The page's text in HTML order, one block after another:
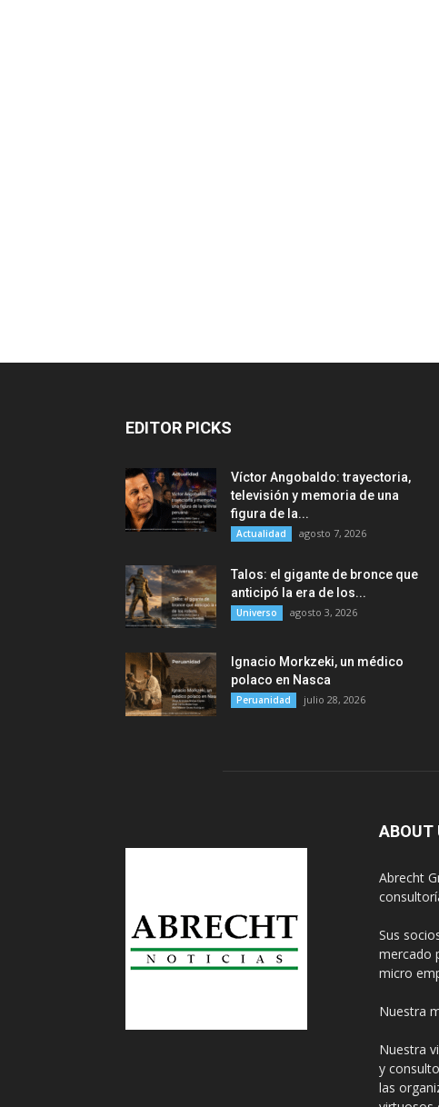
EDITOR PICKS
Víctor Angobaldo: trayectoria,
televisión y memoria de una
figura de la...
Actualidad agosto 7, 2026
Talos: el gigante de bronce que
anticipó la era de los...
Universo agosto 3, 2026
Ignacio Morkzeki, un médico
polaco en Nasca
Peruanidad julio 28, 2026
ABOUT
Abrecht
Sus
mercado
micro
Nuestra
Nuestra
y
las